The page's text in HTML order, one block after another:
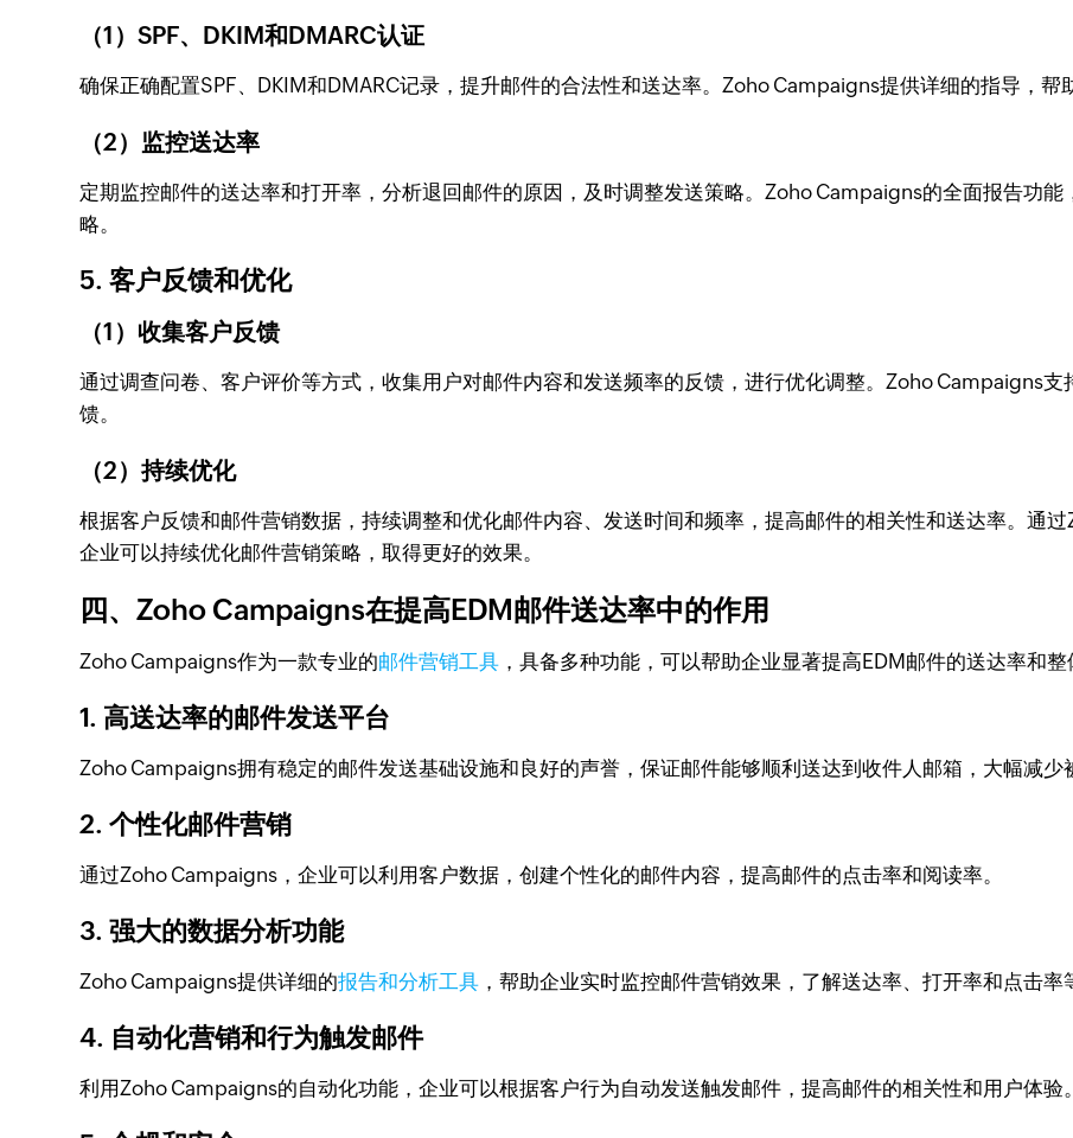
（1）SPF、DKIM和DMARC认证
确保正确配置SPF、DKIM和DMARC记录，提升邮件的合法性和送达率。Zoho Campaigns提供详细的指导，帮
（2）监控送达率
定期监控邮件的送达率和打开率，分析退回邮件的原因，及时调整发送策略。Zoho Campaigns的全面报告功
略。
5. 客户反馈和优化
（1）收集客户反馈
通过调查问卷、客户评价等方式，收集用户对邮件内容和发送频率的反馈，进行优化调整。Zoho Campaigns
馈。
（2）持续优化
根据客户反馈和邮件营销数据，持续调整和优化邮件内容、发送时间和频率，提高邮件的相关性和送达率。通
企业可以持续优化邮件营销策略，取得更好的效果。
四、Zoho Campaigns在提高EDM邮件送达率中的作用
Zoho Campaigns作为一款专业的邮件营销工具 ，具备多种功能，可以帮助企业显著提高EDM邮件的送达率和
1. 高送达率的邮件发送平台
Zoho Campaigns拥有稳定的邮件发送基础设施和良好的声誉，保证邮件能够顺利送达到收件人邮箱，大幅减少
2. 个性化邮件营销
通过Zoho Campaigns，企业可以利用客户数据，创建个性化的邮件内容，提高邮件的点击率和阅读率。
3. 强大的数据分析功能
Zoho Campaigns提供详细的报告和分析工具 ，帮助企业实时监控邮件营销效果，了解送达率、打开率和点击率
4. 自动化营销和行为触发邮件
利用Zoho Campaigns的自动化功能，企业可以根据客户行为自动发送触发邮件，提高邮件的相关性和用户体验。